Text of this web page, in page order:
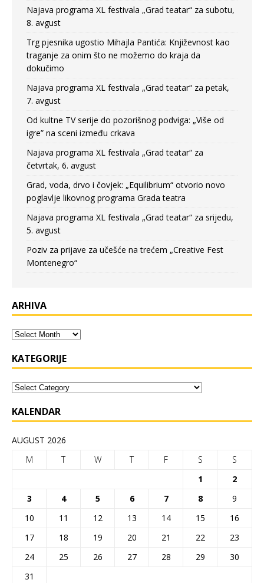
Najava programa XL festivala „Grad teatar“ za subotu,
8. avgust
Trg pjesnika ugostio Mihajla Pantića: Književnost kao
traganje za onim što ne možemo do kraja da
dokučimo
Najava programa XL festivala „Grad teatar“ za petak,
7. avgust
Od kultne TV serije do pozorišnog podviga: „Više od
igre” na sceni između crkava
Najava programa XL festivala „Grad teatar“ za
četvrtak, 6. avgust
Grad, voda, drvo i čovjek: „Equilibrium“ otvorio novo
poglavlje likovnog programa Grada teatra
Najava programa XL festivala „Grad teatar“ za srijedu,
5. avgust
Poziv za prijave za učešće na trećem „Creative Fest
Montenegro“
ARHIVA
KATEGORIJE
KALENDAR
AUGUST 2026
M
T W T F S
S
1
2
3
4 5 6 7 8
9
10
11 12 13 14 15
16
17
18 19 20 21 22
23
24
25 26 27 28 29
30
31